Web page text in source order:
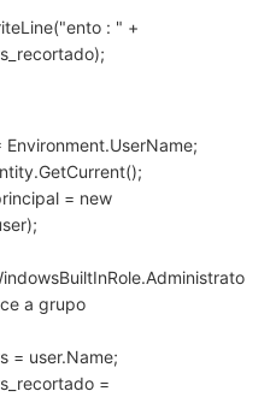
: " +
= new
a grupo
= user.Name;
=